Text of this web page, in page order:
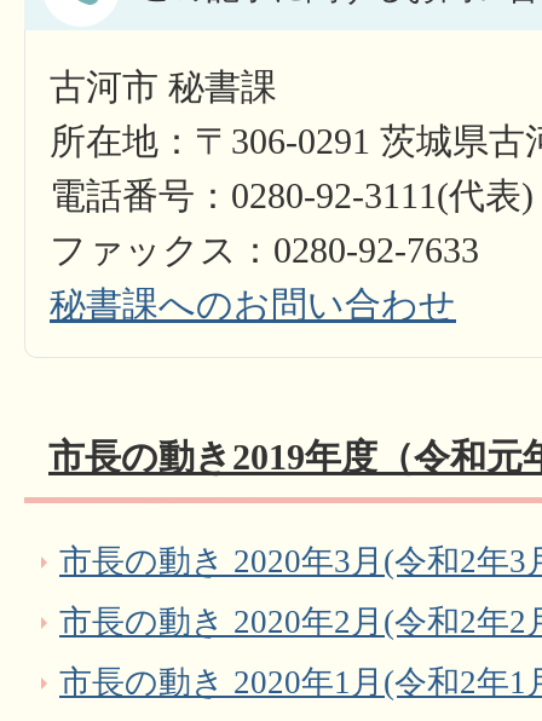
古河市 秘書課
所在地：〒306-0291 茨城県
電話番号：0280-92-3111(代表)
ファックス：0280-92-7633
秘書課へのお問い合わせ
市長の動き2019年度（令和元
市長の動き 2020年3月(令和2年3
市長の動き 2020年2月(令和2年2
市長の動き 2020年1月(令和2年1